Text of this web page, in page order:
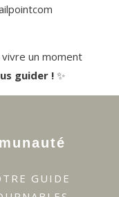
un moment
guider ! ✨
GUIDE